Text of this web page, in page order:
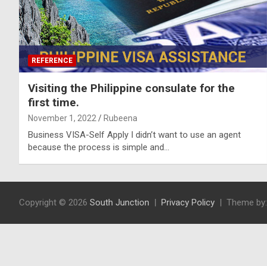
REFERENCE
Visiting the Philippine consulate for the
first time.
November 1, 2022 Rubeena
Business VISA-Self Apply I didn’t want to use an agent
because the process is simple and…
Copyright © 2026 South Junction Privacy Policy Theme by: